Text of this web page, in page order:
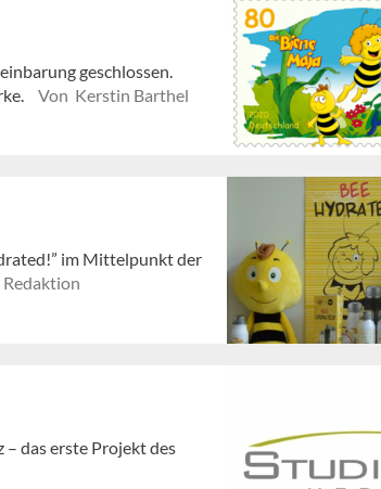
geschlossen.
Von Kerstin Barthel
im Mittelpunkt der
das erste Projekt des